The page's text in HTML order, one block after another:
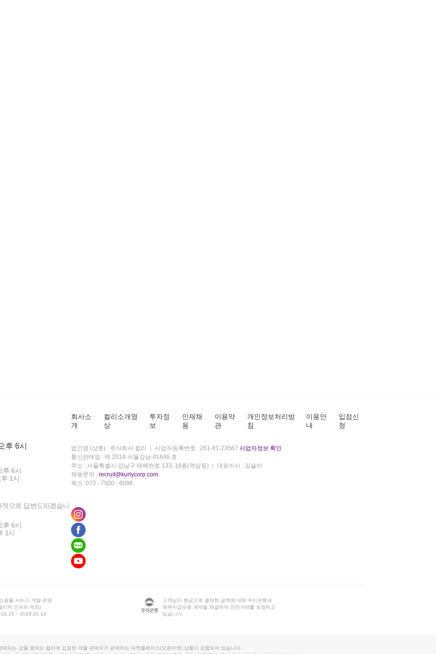
후 6시
후 6시
1시
으로 답변드리겠습니
후 6시
1시
회사소
개
컬리소개영
상
투자정
보
인재채
용
이용약
관
개인정보처리방
침
이용안
내
입점신
청
법인명 (상호) : 주식회사 컬리 사업자등록번호 : 261-81-23567 사업자정보 확인
통신판매업 : 제 2018-서울강남-01646 호
주소 : 서울특별시 강남구 테헤란로 133, 18층(역삼동)
대표이사 : 김슬아
채용문의 : recruit@kurlycorp.com
팩스: 070 - 7500 - 6098
핑몰 서비스 개발·운영
리적 인프라 제외)
~ 2028.01.14
고객님이 현금으로 결제한 금액에 대해 우리은행과
채무지급보증 계약을 체결하여 안전거래를 보장하고
있습니다.
매되는 상품 중에는 컬리에 입점한 개별 판매자가 판매하는 마켓플레이스(오픈마켓) 상품이 포함되어 있습니다.